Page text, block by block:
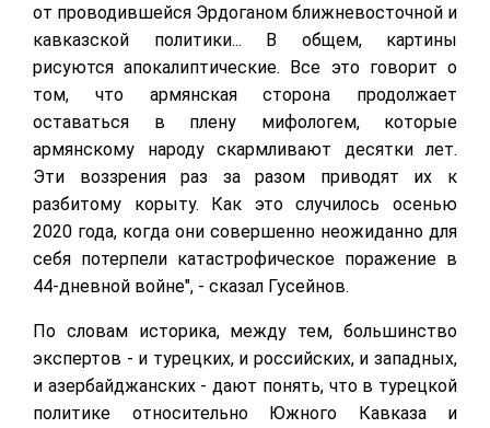
от проводившейся Эрдоганом ближневосточной и
кавказской политики... В общем, картины
рисуются апокалиптические. Все это говорит о
том, что армянская сторона продолжает
оставаться в плену мифологем, которые
армянскому народу скармливают десятки лет.
Эти воззрения раз за разом приводят их к
разбитому корыту. Как это случилось осенью
2020 года, когда они совершенно неожиданно для
себя потерпели катастрофическое поражение в
44-дневной войне", - сказал Гусейнов.
По словам историка, между тем, большинство
экспертов - и турецких, и российских, и западных,
и азербайджанских - дают понять, что в турецкой
политике относительно Южного Кавказа и